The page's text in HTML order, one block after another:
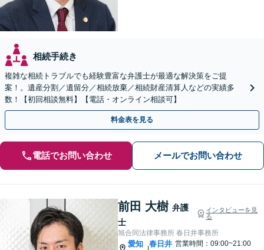
相続手続き
複雑な相続トラブルでも経験豊富な弁護士が最適な解決策をご提
案！。遺産分割／遺留分／相続放棄／相続財産清算人などの実績多
数！【初回相談無料】【電話・オンライン相談可】
料金表を見る
電話でお問い合わせ メールでお問い合わせ
前田 大樹 弁護
士
インタビューを見
る
旭合同法律事務所 春日井事務所
愛知
春日井 営業時間：09:00~21:00